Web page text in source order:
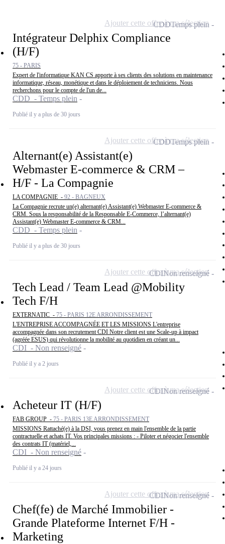
Intégrateur Delphix Compliance
(H/F)
75 - PARIS
Expert de l'informatique KAN CS apporte à ses clients des solutions en maintenance
informatique, réseau, monétique et dans le déploiement de techniciens. Nous
recherchons pour le compte de l'un de...
CDD - Temps plein
Publié il y a plus de 30 jours
CDDTemps plein
Ajouter cette offre à ma sélection
Alternant(e) Assistant(e)
Webmaster E-commerce & CRM –
H/F - La Compagnie
LA COMPAGNIE - 92 - BAGNEUX
La Compagnie recrute un(e) alternant(e) Assistant(e) Webmaster E-commerce &
CRM. Sous la responsabilité de la Responsable E-Commerce, l’alternant(e)
Assistant(e) Webmaster E-commerce & CRM...
CDD - Temps plein
Publié il y a plus de 30 jours
CDDTemps plein
Ajouter cette offre à ma sélection
Tech Lead / Team Lead @Mobility
Tech F/H
EXTERNATIC - 75 - PARIS 12E ARRONDISSEMENT
L'ENTREPRISE ACCOMPAGNÉE ET LES MISSIONS L'entreprise
accompagnée dans son recrutement CDI Notre client est une Scale-up à impact
(agréée ESUS) qui révolutionne la mobilité au quotidien en créant un...
CDI - Non renseigné
Publié il y a 2 jours
CDINon renseigné
Ajouter cette offre à ma sélection
Acheteur IT (H/F)
FAB GROUP - 75 - PARIS 13E ARRONDISSEMENT
MISSIONS Rattaché(e) à la DSI, vous prenez en main l'ensemble de la partie
contractuelle et achats IT. Vos principales missions : - Piloter et négocier l'ensemble
des contrats IT (matériel,...
CDI - Non renseigné
Publié il y a 24 jours
CDINon renseigné
Ajouter cette offre à ma sélection
Chef(fe) de Marché Immobilier -
Grande Plateforme Internet F/H -
Marketing
CDINon renseigné
Ajouter cette offre à ma sélection